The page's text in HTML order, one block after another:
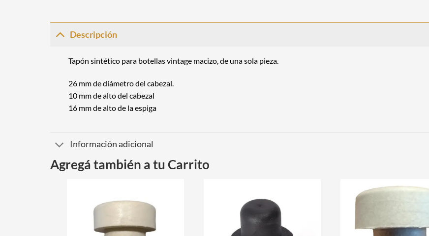
Descripción
Tapón sintético parabotellas vintagemacizo, de una sola pieza.
26 mm de diámetro del cabezal.
10 mm de alto del cabezal
16 mm de alto de la espiga
Información adicional
Agregá también a tu Carrito